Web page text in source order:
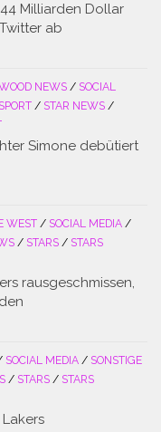
Milliarden Dollar
ab
NEWS / SOCIAL
SPORT / STAR NEWS /
Simone debütiert
WEST / SOCIAL MEDIA /
/ STARS / STARS
rausgeschmissen,
SOCIAL MEDIA / SONSTIGE
/ STARS / STARS